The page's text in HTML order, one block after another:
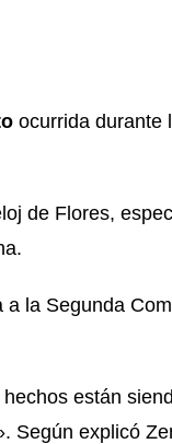
ocurrida durante
de Flores,
la Segunda
están
Según explicó